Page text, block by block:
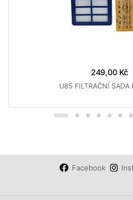
249,00 Kč
U85 FILTRAČNÍ SADA
Facebook